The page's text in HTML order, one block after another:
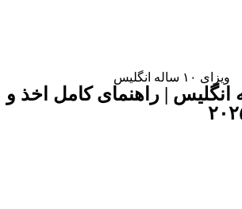
۱۰ ساله انگلیس | راهنمای کامل اخذ و